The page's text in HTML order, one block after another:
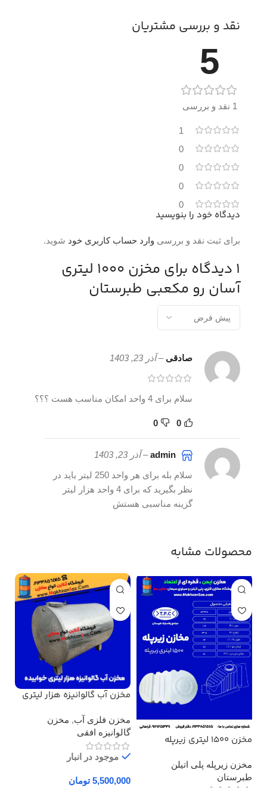
نقد و بررسی مشتریان
5
1 نقد و بررسی
1
0
0
0
0
1 دیدگاه برای
مخزن 1000 لیتری
آسان رو مکعبی طبرستان
صادقی– آذر 23, 1403
سلام برای 4 واحد امکان مناسب هست ؟؟؟
0
0
– آذر 23, 1403
سلام بله برای هر واحد 250 لیتر باید در
نظر بگیرید که برای 4 واحد هزار لیتر
گزینه مناسبی هستش
دیدگاه خود را بنویسید
برای ثبت نقد و بررسی وارد حساب کاربری خود شوید.
محصولات مشابه
مخزن 1500 لیتری زیرپله
مخزن زیرپله پلی اتیلن
طبرستان
مخزن آب گالوانیزه هزار لیتری
مخزن فلزی آب, مخزن
گالوانیزه افقی
موجود در انبار
تومان